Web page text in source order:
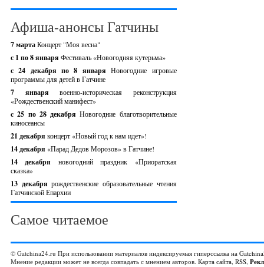
Афиша-анонсы Гатчины
7 мартаКонцерт "Моя весна"
с 1 по 8 января Фестиваль «Новогодняя кутерьма»
с 24 декабря по 8 январяНовогодние игровые
программы для детей в Гатчине
7 январявоенно-историческая реконструкция
«Рождественский манифест»
c 25 по 28 декабряНовогодние благотворительные
киносеансы
21 декабря концерт «Новый год к нам идет»!
14 декабря «Парад Дедов Морозов» в Гатчине!
14 декабря новогодний праздник «Приоратская
сказка»
13 декабрярождественские образовательные чтения
Гатчинской Епархии
Самое читаемое
© Gatchina24.ru При использовании материалов индексируемая гиперссылка на
Мнение редакции может не всегда совпадать с мнением авторов. Карта сайта, RSS,